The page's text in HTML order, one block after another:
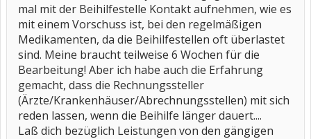
mal mit der Beihilfestelle Kontakt aufnehmen, wie es
mit einem Vorschuss ist, bei den regelmäßigen
Medikamenten, da die Beihilfestellen oft überlastet
sind. Meine braucht teilweise 6 Wochen für die
Bearbeitung! Aber ich habe auch die Erfahrung
gemacht, dass die Rechnungssteller
(Ärzte/Krankenhäuser/Abrechnungsstellen) mit sich
reden lassen, wenn die Beihilfe länger dauert....
Laß dich bezüglich Leistungen von den gängigen